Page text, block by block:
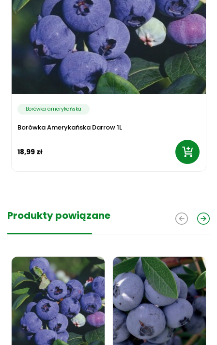
Borówka amerykańska
Borówka Amerykańska Darrow 1L
18,99 zł
Produkty powiązane